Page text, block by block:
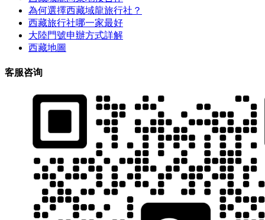
為何選擇西藏域龍旅行社？
西藏旅行社哪一家最好
大陸門號申辦方式詳解
西藏地圖
客服咨询